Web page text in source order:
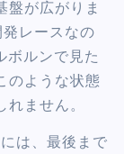
盤が広がりま
レースなの
ボルンで見た
のような状態
ません。
は、最後まで